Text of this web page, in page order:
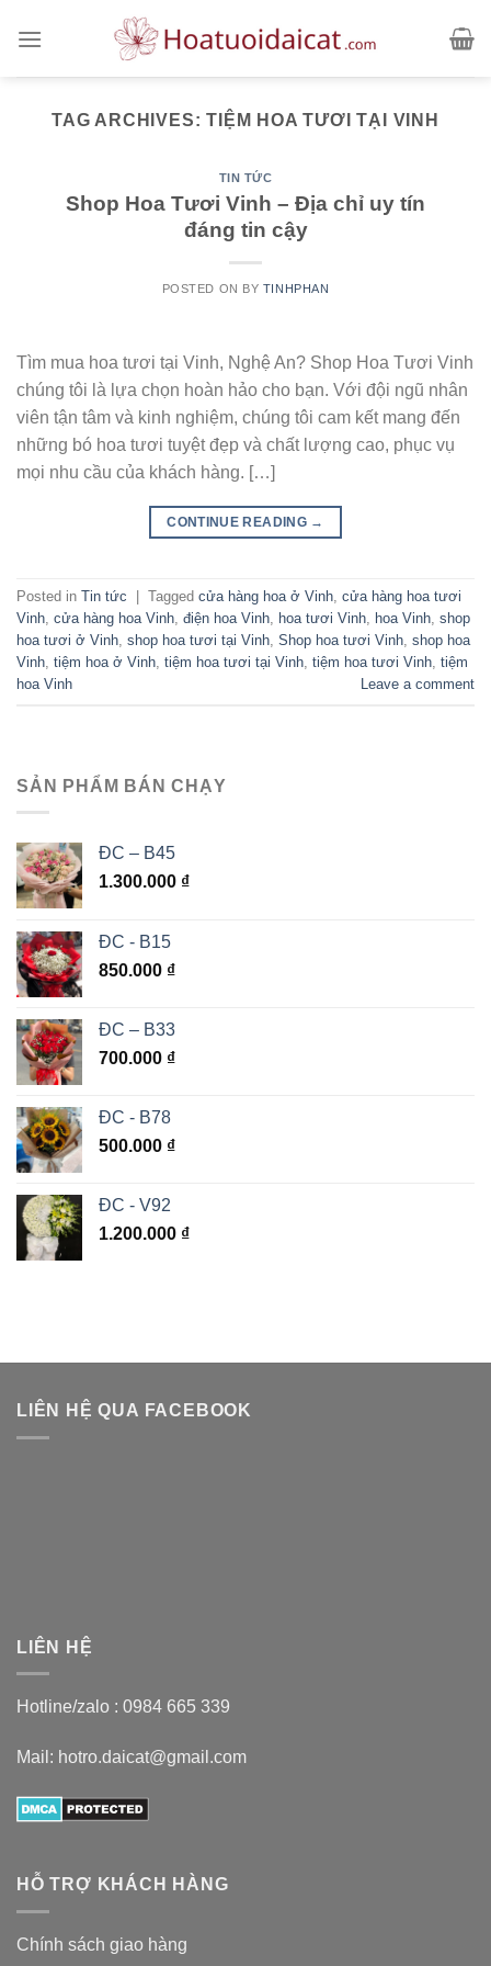
TAG ARCHIVES:TIỆM HOA TƯƠI TẠI VINH
TIN TỨC
Shop Hoa Tươi Vinh – Địa chỉ uy tín
đáng tin cậy
POSTED ON BY TINHPHAN
Tìm mua hoa tươi tại Vinh, Nghệ An? Shop Hoa Tươi Vinh
chúng tôi là lựa chọn hoàn hảo cho bạn. Với đội ngũ nhân
viên tận tâm và kinh nghiệm, chúng tôi cam kết mang đến
những bó hoa tươi tuyệt đẹp và chất lượng cao, phục vụ
mọi nhu cầu của khách hàng. […]
CONTINUE READING →
Posted in Tin tức Tagged cửa hàng hoa ở Vinh cửa hàng hoa tươi
Vinh cửa hàng hoa Vinh điện hoa Vinh hoa tươi Vinh hoa Vinh shop
hoa tươi ở Vinh shop hoa tươi tại Vinh Shop hoa tươi Vinh shop hoa
Vinh tiệm hoa ở Vinh tiệm hoa tươi tại Vinh tiệm hoa tươi Vinh tiệm
hoa Vinh
Leave a comment
SẢN PHẨM BÁN CHẠY
ĐC – B45
1.300.000 ₫
ĐC - B15
850.000 ₫
ĐC – B33
700.000 ₫
ĐC - B78
500.000 ₫
ĐC - V92
1.200.000 ₫
LIÊN HỆ QUA FACEBOOK
LIÊN HỆ
Hotline/zalo : 0984 665 339
Mail: hotro.daicat@gmail.com
HỖ TRỢ KHÁCH HÀNG
Chính sách giao hàng